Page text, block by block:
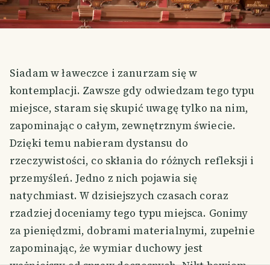
Siadam w ławeczce i zanurzam się w
kontemplacji. Zawsze gdy odwiedzam tego typu
miejsce, staram się skupić uwagę tylko na nim,
zapominając o całym, zewnętrznym świecie.
Dzięki temu nabieram dystansu do
rzeczywistości, co skłania do różnych refleksji i
przemyśleń. Jedno z nich pojawia się
natychmiast. W dzisiejszych czasach coraz
rzadziej doceniamy tego typu miejsca. Gonimy
za pieniędzmi, dobrami materialnymi, zupełnie
zapominając, że wymiar duchowy jest
SMILES COMMENT